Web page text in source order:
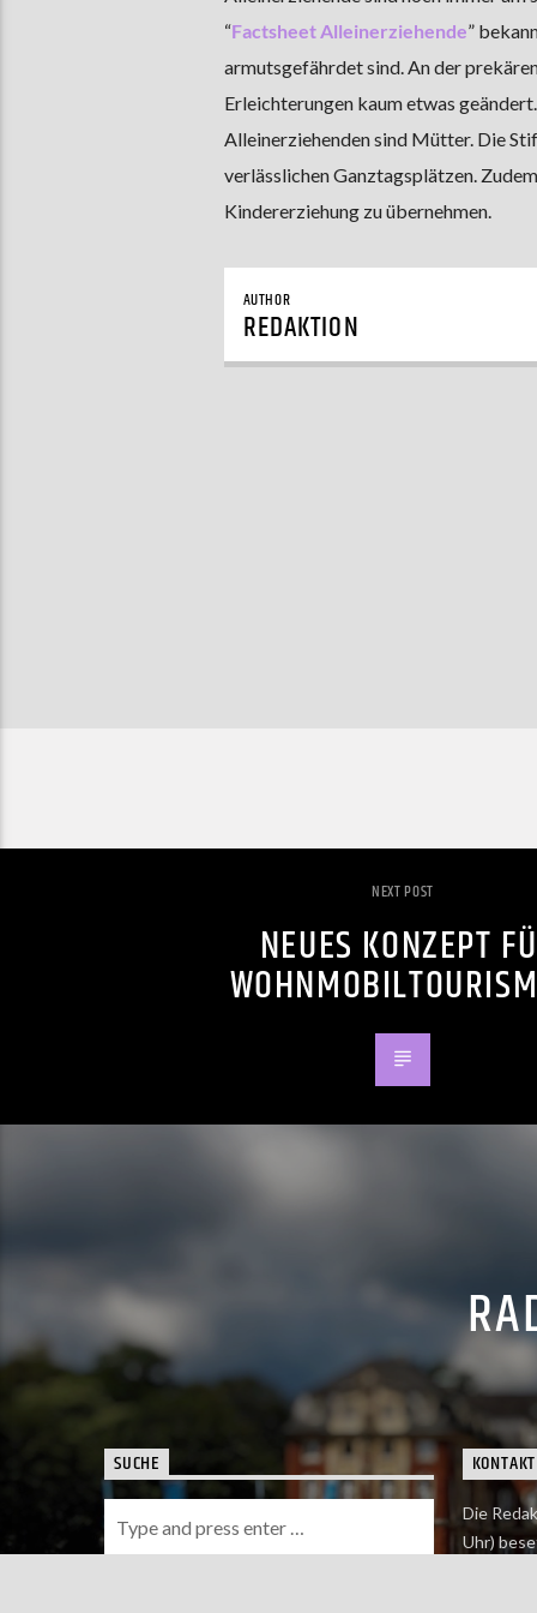
“Factsheet Alleinerziehende”
armutsgefährdet sind. An der
Erleichterungen kaum etwas
Alleinerziehenden sind Mütter. Die
verlässlichen Ganztagsplätzen.
Kindererziehung zu übernehmen.
AUTHOR
REDAKTION
NEXT POST
NEUES KONZEPT
SUCHE KONTAKT
Die
Uhr)